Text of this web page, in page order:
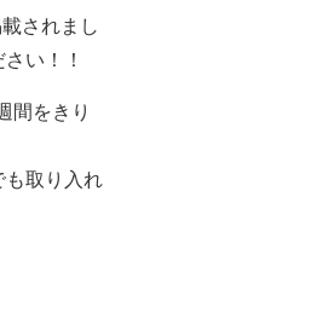
されまし
い！！
間をきり
も取り入れ